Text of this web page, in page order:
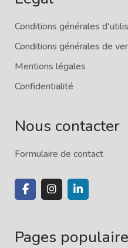
Conditions générales
Conditions générales de
Mentions légales
Confidentialité
Nous contacter
Formulaire de contact
Pages